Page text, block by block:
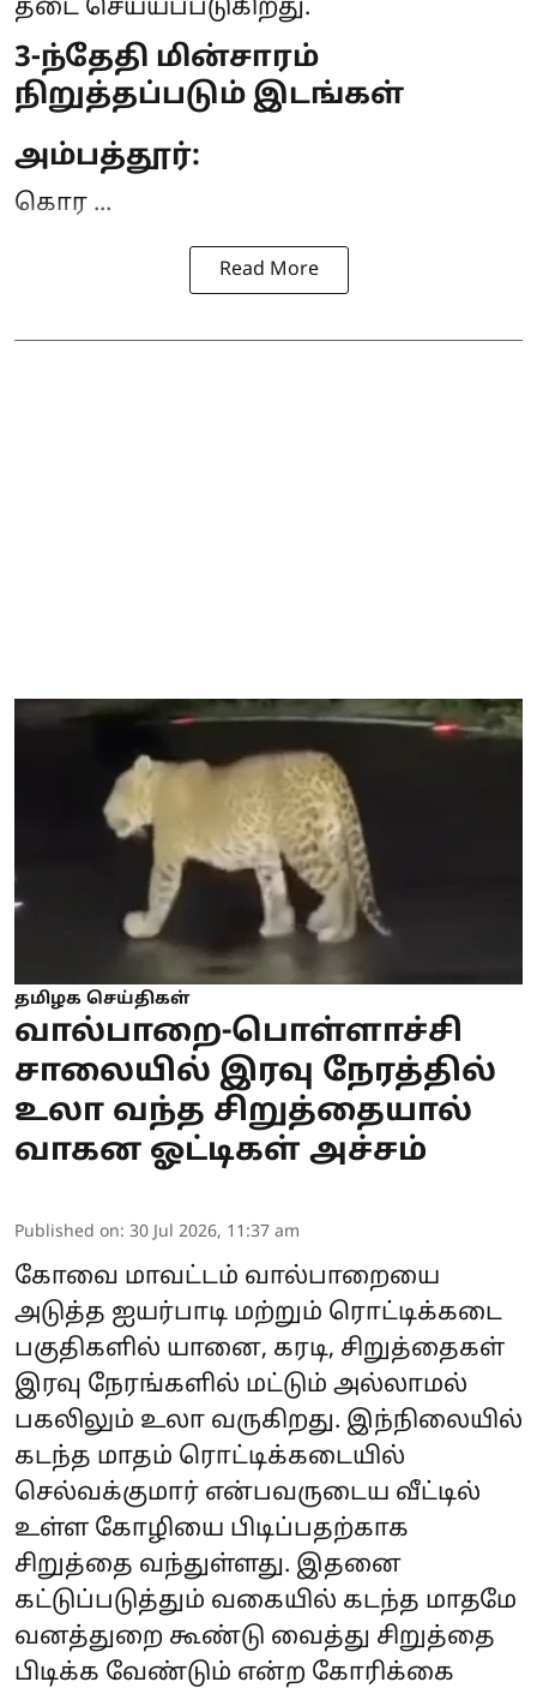
தடை செய்யப்படுகிறது.
3-ந்தேதி மின்சாரம்
நிறுத்தப்படும் இடங்கள்
அம்பத்தூர்:
கொர ...
Read More
தமிழக செய்திகள்
வால்பாறை-பொள்ளாச்சி
சாலையில் இரவு நேரத்தில்
உலா வந்த சிறுத்தையால்
வாகன ஓட்டிகள் அச்சம்
Published on: 30 Jul 2026, 11:37 am
கோவை மாவட்டம் வால்பாறையை
அடுத்த ஐயர்பாடி மற்றும் ரொட்டிக்கடை
பகுதிகளில் யானை, கரடி, சிறுத்தைகள்
இரவு நேரங்களில் மட்டும் அல்லாமல்
பகலிலும் உலா வருகிறது. இந்நிலையில்
கடந்த மாதம் ரொட்டிக்கடையில்
செல்வக்குமார் என்பவருடைய வீட்டில்
உள்ள கோழியை பிடிப்பதற்காக
சிறுத்தை வந்துள்ளது. இதனை
கட்டுப்படுத்தும் வகையில் கடந்த மாதமே
வனத்துறை கூண்டு வைத்து சிறுத்தை
பிடிக்க வேண்டும் என்ற கோரிக்கை